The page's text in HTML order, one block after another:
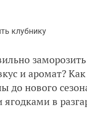
и аромат?
до нового
в